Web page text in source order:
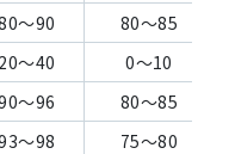
～90
80～85
20～40
0～10
～96
80～85
～98 75～80